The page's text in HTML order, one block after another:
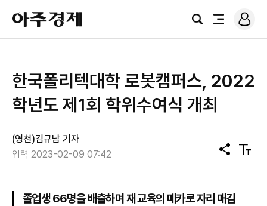
아
주
경
검
전
로
그
한국폴리텍대학 로봇캠퍼스, 2022
학년도 제1회 학위수여식 개최
(영천)김규남 기자
입력 2023-02-09 07:42
공
유
텍
스
졸업생 66명을 배출하며 재 교육의 메카로 자리 매김